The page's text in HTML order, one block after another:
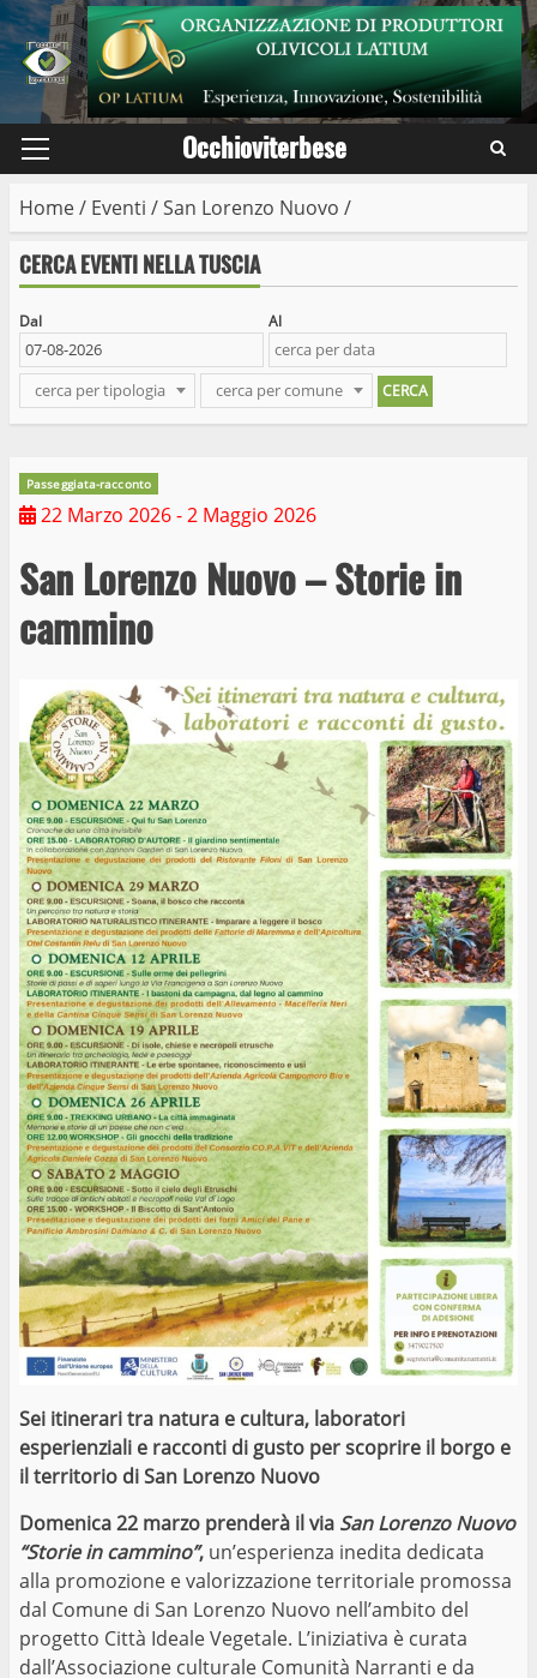
Skip
to
content
Primary
Occhioviterbese
Home/ Eventi /San Lorenzo Nuovo /
CERCA EVENTI NELLA TUSCIA
Dal Al
cerca per tipologia cerca per comune
Passeggiata-racconto
22 Marzo 2026- 2 Maggio 2026
San Lorenzo Nuovo – Storie in
cammino
Sei itinerari tra natura e cultura, laboratori
esperienziali e racconti di gusto per scoprire il borgo e
il territorio di San Lorenzo Nuovo
Domenica 22 marzo prenderà il via San Lorenzo Nuovo
“Storie in cammino”, un’esperienza inedita dedicata
alla promozione e valorizzazione territoriale promossa
dal Comune di San Lorenzo Nuovo nell’ambito del
progetto Città Ideale Vegetale. L’iniziativa è curata
dall’Associazione culturale Comunità Narranti e da